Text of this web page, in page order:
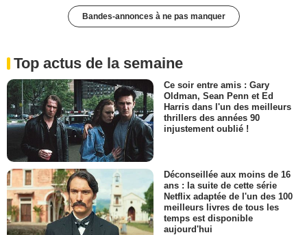
Bandes-annonces à ne pas manquer
Top actus de la semaine
Ce soir entre amis : Gary
Oldman, Sean Penn et Ed
Harris dans l'un des meilleurs
thrillers des années 90
injustement oublié !
Déconseillée aux moins de 16
ans : la suite de cette série
Netflix adaptée de l'un des 100
meilleurs livres de tous les
temps est disponible
aujourd'hui